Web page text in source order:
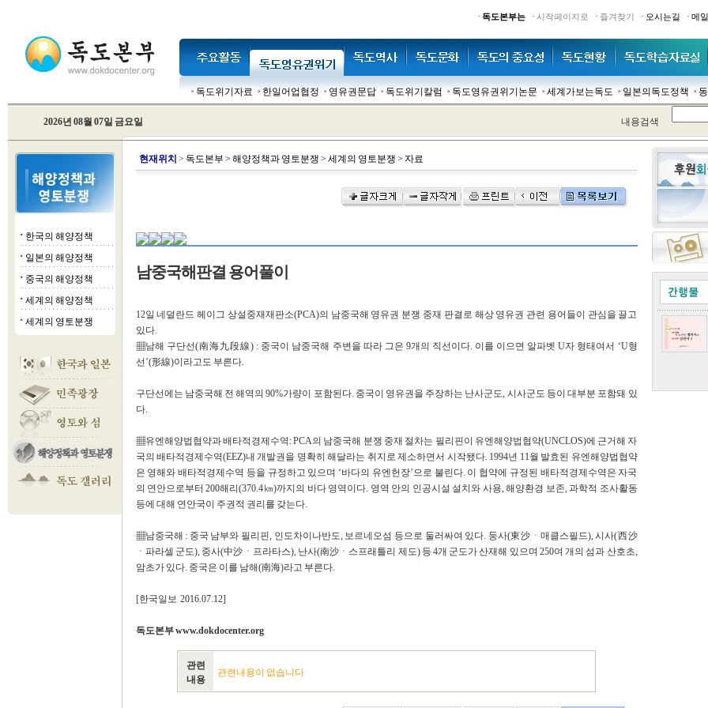
· 독도본부는 · 시작페이지로 · 즐겨찾기 · 오시는길 · 메
독도위기자료 한일어업협정 영유권문답 독도위기칼럼 독도영유권위기논문 세계가보는독도 일본의독도정책
2026년 08월 07일 금요일 내용검색
■ 한국의 해양정책
■ 일본의 해양정책
■ 중국의 해양정책
■ 세계의 해양정책
■ 세계의 영토분쟁
현재위치 > 독도본부 > 해양정책과 영토분쟁 > 세계의 영토분쟁 > 자료
남중국해판결 용어풀이
12일 네덜란드 헤이그 상설중재재판소(PCA)의 남중국해 영유권 분쟁 중재 판결로 해상 영유권 관련 용어들이 관심을 끌고
있다.
▦남해 구단선(南海九段線) : 중국이 남중국해 주변을 따라 그은 9개의 직선이다. 이를 이으면 알파벳 U자 형태여서 ‘U형
선’(形線)이라고도 부른다.
구단선에는 남중국해 전 해역의 90%가량이 포함된다. 중국이 영유권을 주장하는 난사군도, 시사군도 등이 대부분 포함돼 있
다.
▦유엔해양법협약과 배타적경제수역: PCA의 남중국해 분쟁 중재 절차는 필리핀이 유엔해양법협약(UNCLOS)에 근거해 자
국의 배타적경제수역(EEZ)내 개발권을 명확히 해달라는 취지로 제소하면서 시작됐다. 1994년 11월 발효된 유엔해양법협약
은 영해와 배타적경제수역 등을 규정하고 있으며 ‘바다의 유엔헌장’으로 불린다. 이 협약에 규정된 배타적경제수역은 자국
의 연안으로부터 200해리(370.4㎞)까지의 바다 영역이다. 영역 안의 인공시설 설치와 사용, 해양환경 보존, 과학적 조사활동
등에 대해 연안국이 주권적 권리를 갖는다.
▦남중국해 : 중국 남부와 필리핀, 인도차이나반도, 보르네오섬 등으로 둘러싸여 있다. 둥사(東沙ㆍ매클스필드), 시사(西沙
ㆍ파라셀 군도), 중사(中沙ㆍ프라타스), 난사(南沙ㆍ스프래틀리 제도) 등 4개 군도가 산재해 있으며 250여 개의 섬과 산호초,
암초가 있다. 중국은 이를 남해(南海)라고 부른다.
[한국일보 2016.07.12]
독도본부 www.dokdocenter.org
관련
내용
관련내용이 없습니다